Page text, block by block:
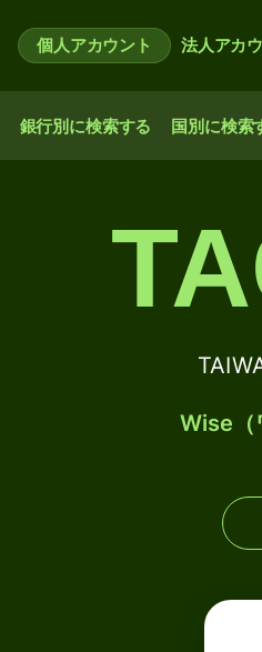
個人アカウント 法人アカ
銀行別に検索する 国別に検索
Wise（